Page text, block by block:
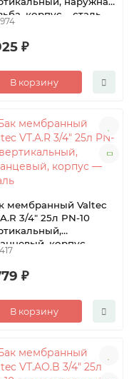
корпус – сталь
₽
В корзину
мембранный Valtec
3/4″ 25л PN-10
корпус —
₽
В корзину